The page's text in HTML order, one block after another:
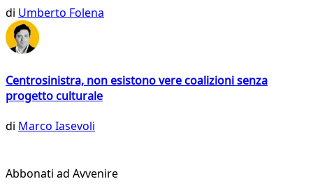
di Umberto Folena
Centrosinistra, non esistono vere coalizioni senza
progetto culturale
di Marco Iasevoli
Abbonati ad Avvenire